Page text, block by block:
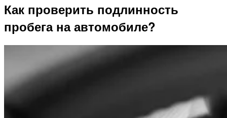
Как проверить подлинность
пробега на автомобиле?